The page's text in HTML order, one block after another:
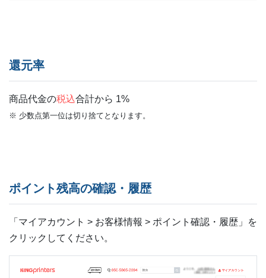
還元率
商品代金の税込合計から 1%
※ 少数点第一位は切り捨てとなります。
ポイント残高の確認・履歴
「マイアカウント > お客様情報 > ポイント確認・履歴」を
クリックしてください。